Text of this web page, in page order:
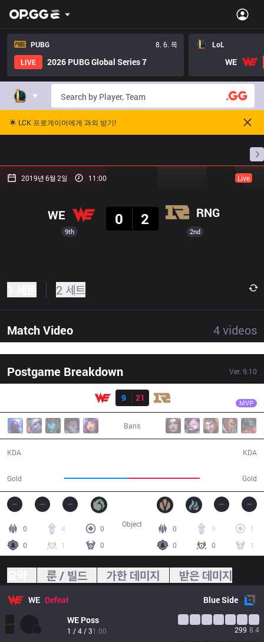
PUBG
8. 6. 목
LIVE
2026 PUBG Global Series 7
LoL
WE
🌟 LCK 프로게이머에게 과외 받기!
프로빌
2019년 6월 2일 11:00 Live
9th
WE
0
2 RNG
2nd
2 세트
Match Video 4videos
Postgame Breakdown Ver. 9.10
9
21 MVP
Bans
KDA
Gold Gold
KDA
0 4
0
0
1 0
0 9
1
0
0 1
Object
룬 / 빌드 가한 데미지 받은 데미지
WE Defeat BlueSide
WE Poss
1 / 4 / 31.00 299 8.4